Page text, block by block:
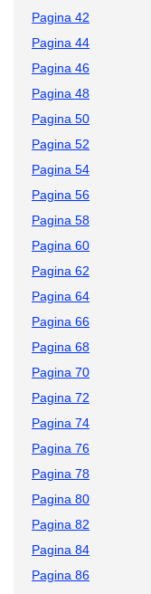
Pagina 42
Pagina 44
Pagina 46
Pagina 48
Pagina 50
Pagina 52
Pagina 54
Pagina 56
Pagina 58
Pagina 60
Pagina 62
Pagina 64
Pagina 66
Pagina 68
Pagina 70
Pagina 72
Pagina 74
Pagina 76
Pagina 78
Pagina 80
Pagina 82
Pagina 84
Pagina 86